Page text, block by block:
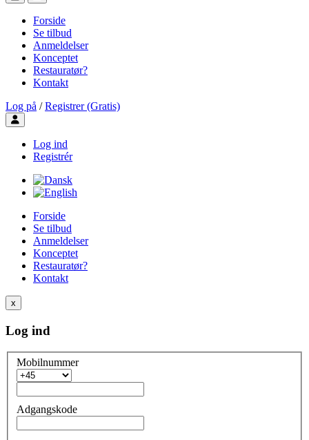
Forside
Se tilbud
Anmeldelser
Konceptet
Restauratør?
Kontakt
Log på / Registrer (Gratis)
Toggle user menu
Log ind
Registrér
Forside
Se tilbud
Anmeldelser
Konceptet
Restauratør?
Kontakt
x
Log ind
Mobilnummer
Adgangskode